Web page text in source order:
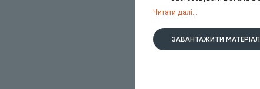
Працювати зі складними
Читати далі...
ЗАВАНТАЖИТИ